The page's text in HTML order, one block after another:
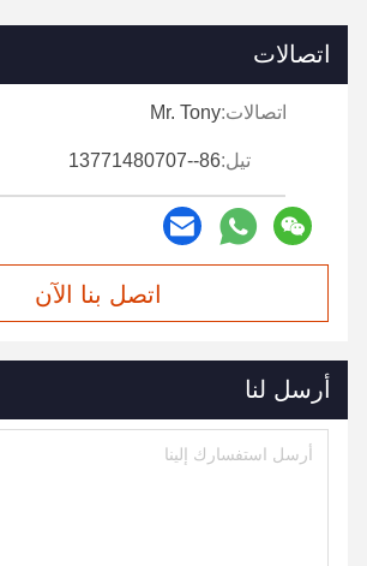
اتصالات
اتصالات:Mr. Tony
تيل:86--13771480707
اتصل بنا الآن
أرسل لنا